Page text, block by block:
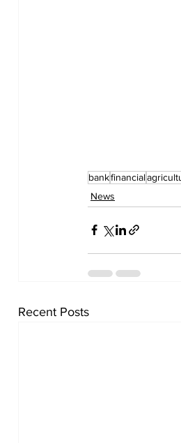
bankfinancial
News
Recent Posts